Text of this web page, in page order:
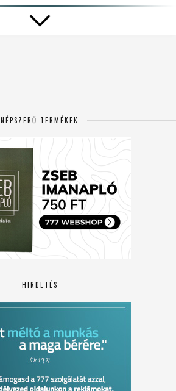
NÉPSZERŰ TERMÉKEK
HIRDETÉS